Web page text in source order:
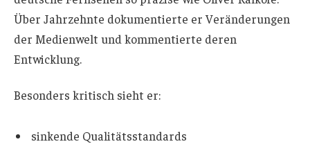
Über Jahrzehnte dokumentierte er Veränderungen
der Medienwelt und kommentierte deren
Entwicklung.
Besonders kritisch sieht er:
sinkende Qualitätsstandards